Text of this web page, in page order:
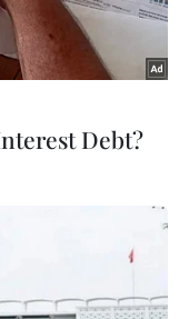
Debt?